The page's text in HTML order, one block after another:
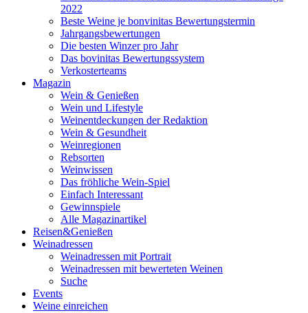
2022
Beste Weine je bonvinitas Bewertungstermin
Jahrgangsbewertungen
Die besten Winzer pro Jahr
Das bovinitas Bewertungssystem
Verkosterteams
Magazin
Wein & Genießen
Wein und Lifestyle
Weinentdeckungen der Redaktion
Wein & Gesundheit
Weinregionen
Rebsorten
Weinwissen
Das fröhliche Wein-Spiel
Einfach Interessant
Gewinnspiele
Alle Magazinartikel
Reisen&Genießen
Weinadressen
Weinadressen mit Portrait
Weinadressen mit bewerteten Weinen
Suche
Events
Weine einreichen